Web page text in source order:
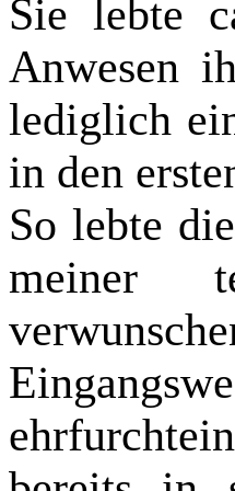
Sie lebte
Anwesen
lediglich
in den
So lebte
meiner